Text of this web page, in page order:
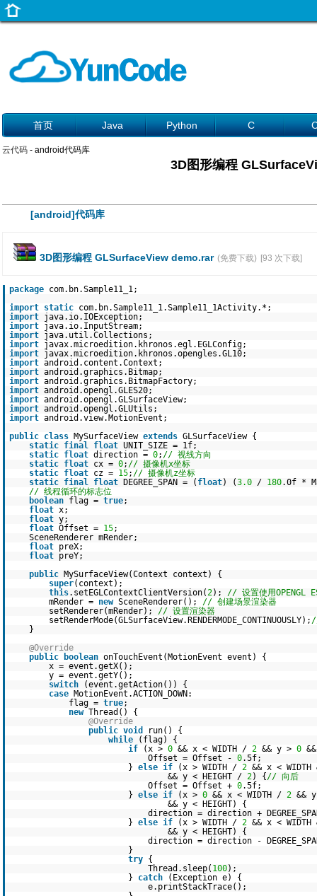
首页 Java Python C
云代码 - android代码库
3D图形编程
[android]代码库
3D图形编程 GLSurfaceView demo.rar (免费下载) [93 次下载]
package com.bn.Sample11_1;
import static com.bn.Sample11_1.Sample11_1Activity.*;
import java.io.IOException;
import java.io.InputStream;
import java.util.Collections;
import javax.microedition.khronos.egl.EGLConfig;
import javax.microedition.khronos.opengles.GL10;
import android.content.Context;
import android.graphics.Bitmap;
import android.graphics.BitmapFactory;
import android.opengl.GLES20;
import android.opengl.GLSurfaceView;
import android.opengl.GLUtils;
import android.view.MotionEvent;
public class MySurfaceView extends GLSurfaceView {
static final float UNIT_SIZE = 1f;
static float direction = 0; // 视线方向
static float cx = 0; // 摄像机x坐标
static float cz = 15; // 摄像机z坐标
static final float DEGREE_SPAN = ( float) (3.0 / 180.0f *
// 线程循环的标志位
boolean flag = true;
float x;
float y;
float Offset = 15;
SceneRenderer mRender;
float preX;
float preY;
public MySurfaceView(Context context) {
super(context);
this.setEGLContextClientVersion(2); // 设置使用OPENGL
mRender = new SceneRenderer(); // 创建场景渲染器
setRenderer(mRender); // 设置渲染器
setRenderMode(GLSurfaceView.RENDERMODE_CONTINUOUSLY);
}
@Override
public
boolean onTouchEvent(MotionEvent event) {
x = event.getX();
y = event.getY();
switch
(event.getAction()) {
case MotionEvent.ACTION_DOWN:
flag = true;
new Thread() {
@Override
public void
run() {
while
(flag) {
if
(x > 0 && x < WIDTH / 2 && y > 0
Offset = Offset - 0.5f;
} else if (x > WIDTH / 2 && x <
&& y < HEIGHT / 2) { // 向后
Offset = Offset + 0.5f;
} else if (x > 0 && x < WIDTH / 2 &&
&& y < HEIGHT) {
direction = direction +
} else if (x > WIDTH / 2 && x <
&& y < HEIGHT) {
direction = direction -
}
try {
Thread.sleep( 100);
} catch
(Exception e) {
e.printStackTrace();